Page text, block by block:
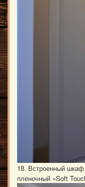
18. Встроенный
пленочный «Soft